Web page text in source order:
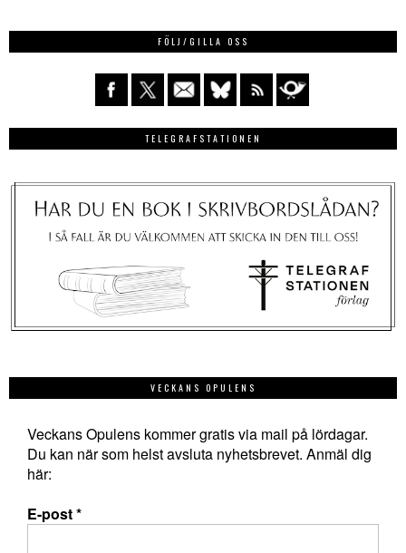
FÖLJ/GILLA OSS
TELEGRAFSTATIONEN
VECKANS OPULENS
Veckans Opulens kommer gratis via mail på lördagar.
Du kan när som helst avsluta nyhetsbrevet. Anmäl dig
här:
E-post*